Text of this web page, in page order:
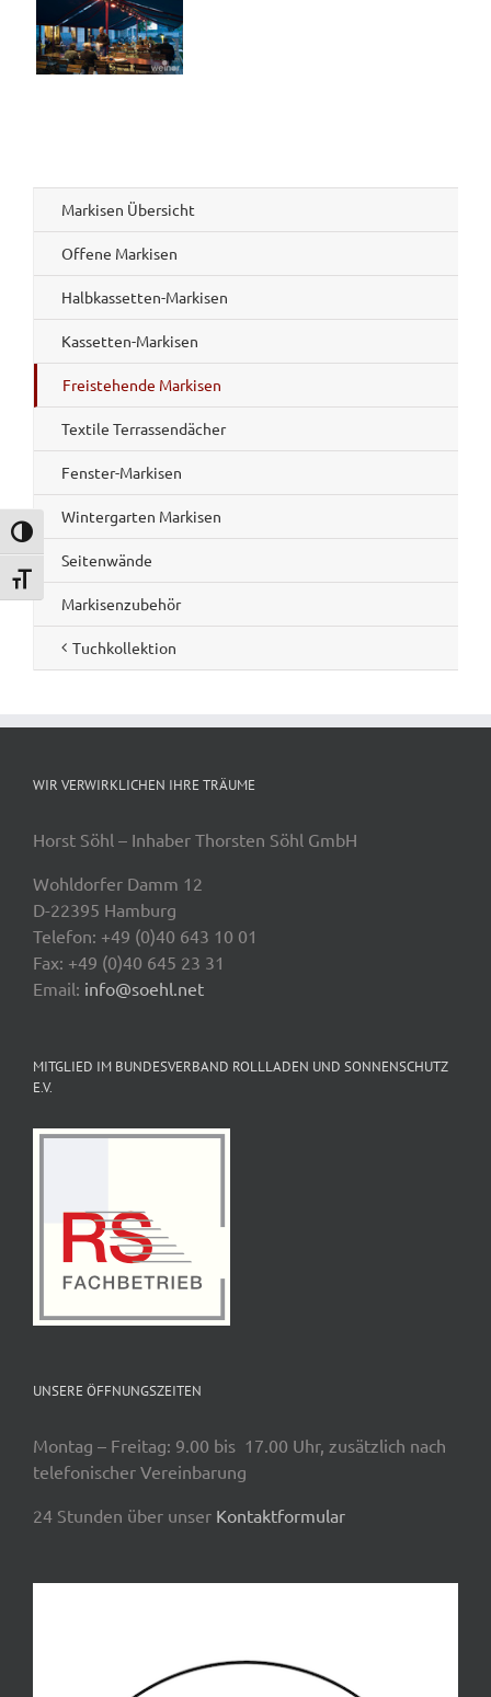
Umschalten auf hohe Kontraste
Schrift vergrößern
Team
Markisen Übersicht
Offene Markisen
Halbkassetten-Markisen
Kassetten-Markisen
Freistehende Markisen
Textile Terrassendächer
Fenster-Markisen
Wintergarten Markisen
Seitenwände
Markisenzubehör
Tuchkollektion
WIR VERWIRKLICHEN IHRE TRÄUME
Horst Söhl – Inhaber Thorsten Söhl GmbH
Wohldorfer Damm 12
D-22395 Hamburg
Telefon: +49 (0)40 643 10 01
Fax: +49 (0)40 645 23 31
Email: info@soehl.net
MITGLIED IM BUNDESVERBAND ROLLLADEN UND SONNENSCHUTZ
E.V.
UNSERE ÖFFNUNGSZEITEN
Montag – Freitag: 9.00 bis 17.00 Uhr, zusätzlich nach
telefonischer Vereinbarung
24 Stunden über unser Kontaktformular